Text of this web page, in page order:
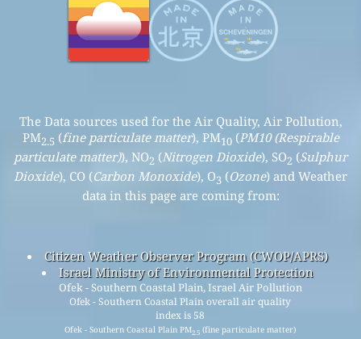
The Data sources used for the Air Quality, Air Pollution,
PM2.5 (fine particulate matter), PM10(PM10 (Respirable
particulate matter)), NO2 (Nitrogen Dioxide), SO2 (Sulphur
Dioxide), CO (Carbon Monoxide), O3 (Ozone) and Weather
data in this page are coming from:
Citizen Weather Observer Program (CWOP/APRS)
Israel Ministry of Environmental Protection
Ofek - Southern Coastal Plain, Israel Air Pollution
Ofek - Southern Coastal Plain overall air quality
index is 58
Ofek - Southern Coastal Plain PM2.5 (fine particulate matter)